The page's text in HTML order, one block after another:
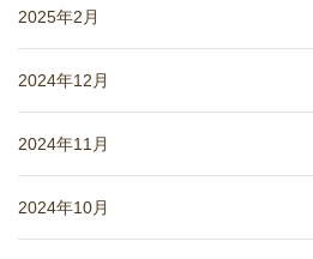
2025年2月
2024年12月
2024年11月
2024年10月